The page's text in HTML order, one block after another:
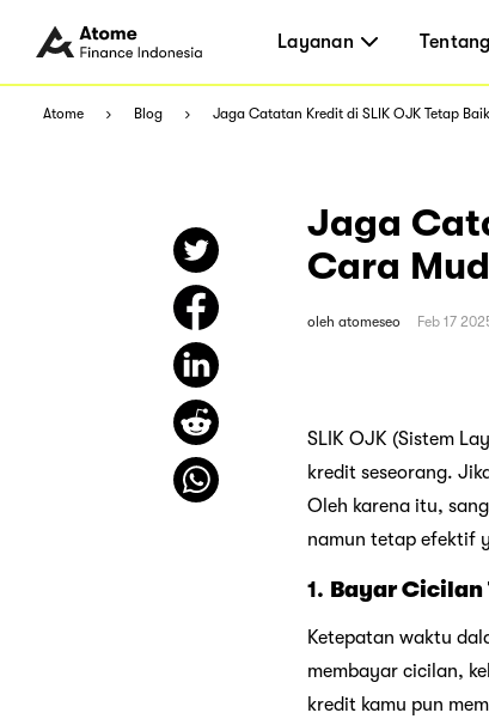
Layanan
Atome Blog Jaga Catatan Kredit di SLIK OJK Tetap
Jaga
Cara
oleh atomeseo Feb 17
SLIK OJK (Sistem
kredit seseorang.
Oleh karena itu,
namun tetap efektif
1. Bayar Cicilan
Ketepatan waktu
membayar cicilan,
kredit kamu pun